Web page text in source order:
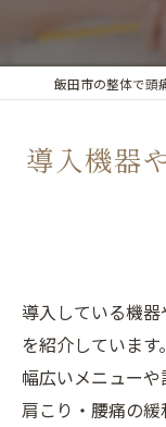
導入機器
導入している機
を紹介していま
幅広いメニュー
肩こり・腰痛の